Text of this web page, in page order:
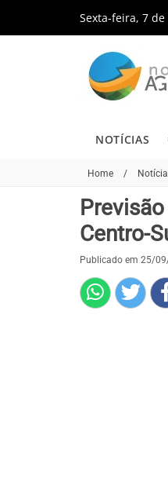
Sexta-feira, 7
NOTÍCIAS
Home /
Centro-
Publicado em 25/